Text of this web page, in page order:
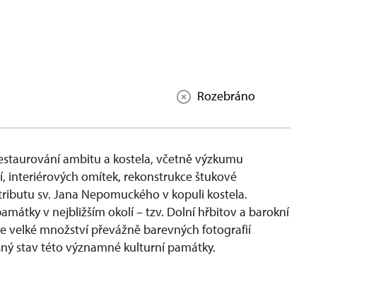
Rozebráno
ambitu a kostela, včetně výzkumu
interiérových omítek, rekonstrukce štukové
sv. Jana Nepomuckého v kopuli kostela.
v nejbližším okolí – tzv. Dolní hřbitov a barokní
velké množství převážně barevných fotografií
stav této významné kulturní památky.